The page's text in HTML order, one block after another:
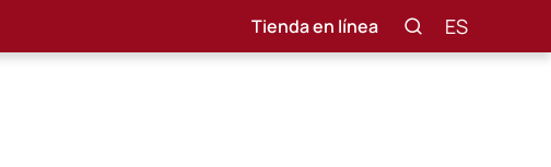
Tienda en línea ES